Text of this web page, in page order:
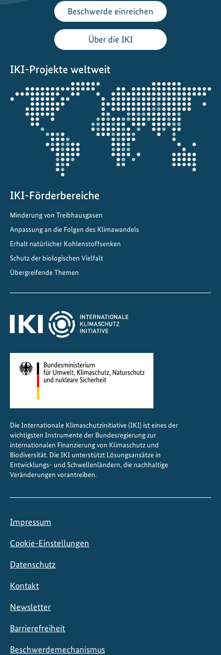
d
r
L
2
0
2
5
Beschwerde einreichen
Über die IKI
IKI-Projekte weltweit
Öffnet
die
Projektkarte
IKI-Förderbereiche
Minderung von Treibhausgasen
Anpassung an die Folgen des Klimawandels
Erhalt natürlicher Kohlenstoffsenken
Schutz der biologischen Vielfalt
Übergreifende Themen
Die Internationale Klimaschutzinitiative (IKI) ist eines der
wichtigsten Instrumente der Bundesregierung zur
internationalen Finanzierung von Klimaschutz und
Biodiversität. Die IKI unterstützt Lösungsansätze in
Entwicklungs- und Schwellenländern, die nachhaltige
Veränderungen vorantreiben.
Impressum
Cookie-Einstellungen
Datenschutz
Kontakt
Newsletter
Barrierefreiheit
Beschwerdemechanismus